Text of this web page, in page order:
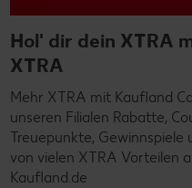
Hol' dir dein XTRA
XTRA
Mehr XTRA mit Kaufland
unseren Filialen Rabatte,
Treuepunkte, Gewinnspiele
von vielen XTRA Vorteilen
Kaufland.de